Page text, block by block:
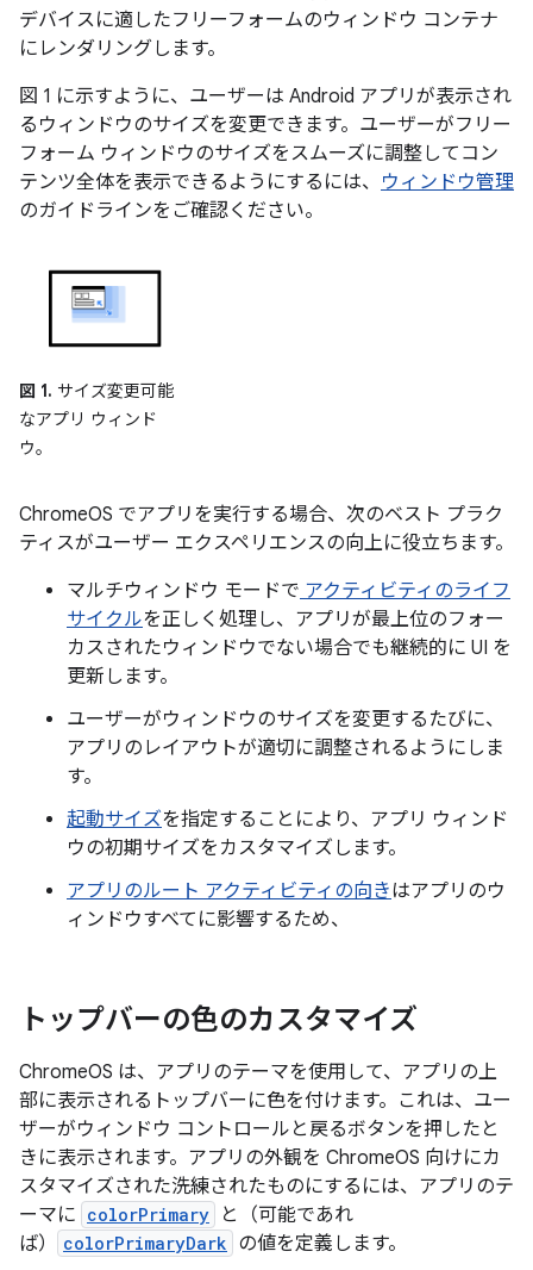
デバイスに適したフリーフォームのウィンドウ コンテナ
にレンダリングします。
図 1 に示すように、ユーザーは Android アプリが表示され
るウィンドウのサイズを変更できます。ユーザーがフリー
フォーム ウィンドウのサイズをスムーズに調整してコン
テンツ全体を表示できるようにするには、 ウィンドウ管理
のガイドラインをご確認ください。
図 1. サイズ変更可能
なアプリ ウィンド
ウ。
ChromeOS でアプリを実行する場合、次のベスト プラク
ティスがユーザー エクスペリエンスの向上に役立ちます。
マルチウィンドウ モードで アクティビティのライフ
サイクルを正しく処理し、アプリが最上位のフォー
カスされたウィンドウでない場合でも継続的に UI を
更新します。
ユーザーがウィンドウのサイズを変更するたびに、
アプリのレイアウトが適切に調整されるようにしま
す。
起動サイズを指定することにより、アプリ ウィンド
ウの初期サイズをカスタマイズします。
アプリのルート アクティビティの向きはアプリのウ
ィンドウすべてに影響するため、
トップバーの色のカスタマイズ
ChromeOS は、アプリのテーマを使用して、アプリの上
部に表示されるトップバーに色を付けます。これは、ユー
ザーがウィンドウ コントロールと戻るボタンを押したと
きに表示されます。アプリの外観を ChromeOS 向けにカ
スタマイズされた洗練されたものにするには、アプリのテ
ーマに colorPrimary
と（可能であれ
ば）
colorPrimaryDark の値を定義します。